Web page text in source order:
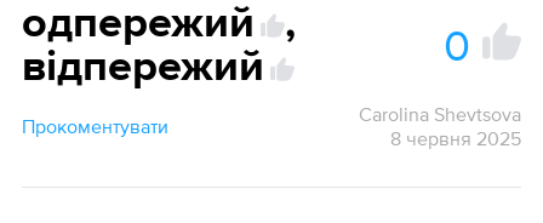
одпережий
,
відпережий
0
Прокоментувати
Carolina Shevtsova
8 червня 2025